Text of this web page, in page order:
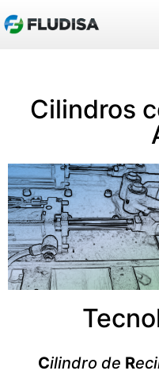
Cilindros
Cilindro de R